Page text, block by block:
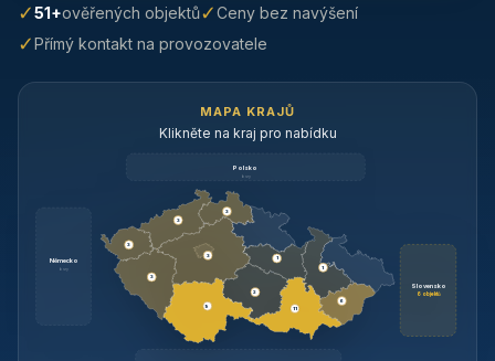
✓51+ověřených objektů✓Ceny bez navýšení
✓Přímý kontakt na provozovatele
MAPA KRAJŮ
Klikněte na kraj pro nabídku
Polsko
brzy
Německo
brzy
Slovensko
6 objektů
3
9
3
3
3
3
1
2
11
1
6